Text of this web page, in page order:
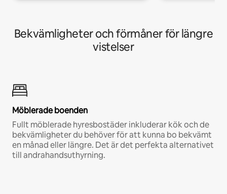
Bekvämligheter och förmåner för längre
vistelser
Möblerade boenden
Fullt möblerade hyresbostäder inkluderar kök och de
bekvämligheter du behöver för att kunna bo bekvämt
en månad eller längre. Det är det perfekta alternativet
till andrahandsuthyrning.